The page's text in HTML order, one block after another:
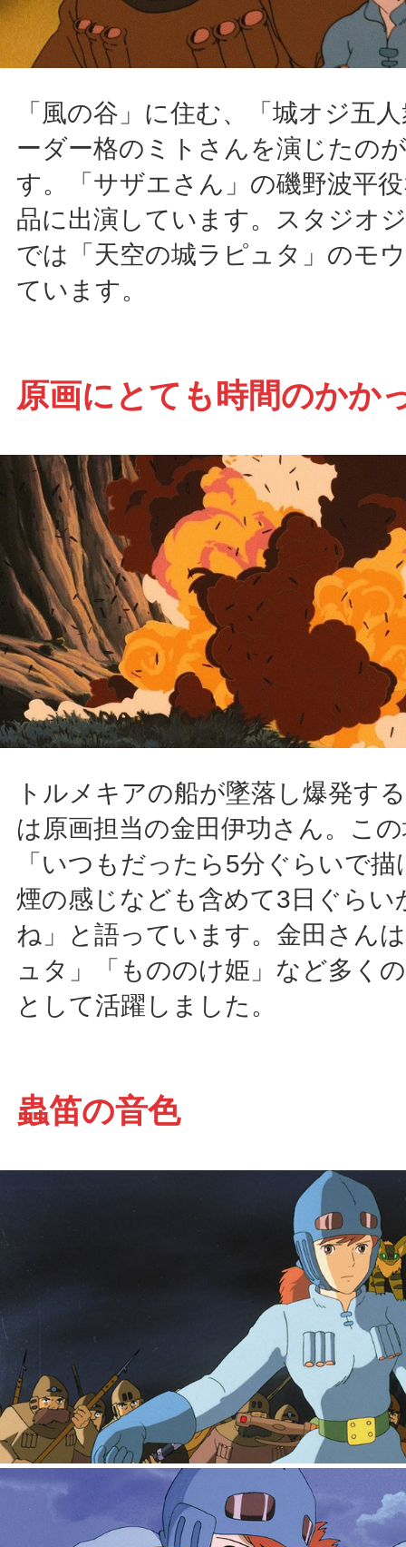
「風の谷」に住む、「城オジ五
ーダー格のミトさんを演じたの
す。「サザエさん」の磯野波平
品に出演しています。スタジオ
では「天空の城ラピュタ」のモ
ています。
原画にとても時間のかか
トルメキアの船が墜落し爆発す
は原画担当の金田伊功さん。こ
「いつもだったら5分ぐらいで
煙の感じなども含めて3日ぐらい
ね」と語っています。金田さん
ュタ」「もののけ姫」など多く
として活躍しました。
蟲笛の音色